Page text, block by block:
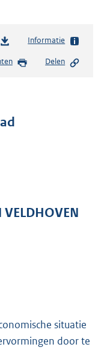
Informatie
Delen
situatie
door te